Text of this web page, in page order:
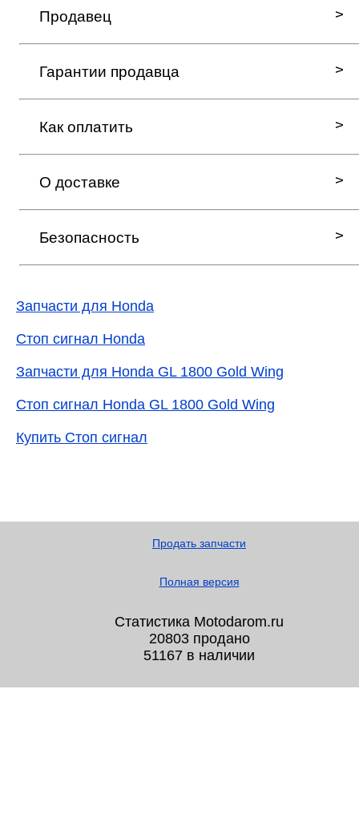
Продавец
Гарантии продавца
Как оплатить
О доставке
Безопасность
Запчасти для Honda
Стоп сигнал Honda
Запчасти для Honda GL 1800 Gold Wing
Стоп сигнал Honda GL 1800 Gold Wing
Купить Стоп сигнал
Продать запчасти
Полная версия
Статистика Motodarom.ru
20803 продано
51167 в наличии